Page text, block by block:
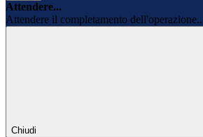
Attendere...
Attendere il completamento
Chiudi